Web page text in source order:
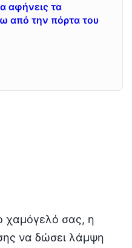
αφήνεις τα
από την πόρτα του
χαμόγελό σας, η
να δώσει λάμψη